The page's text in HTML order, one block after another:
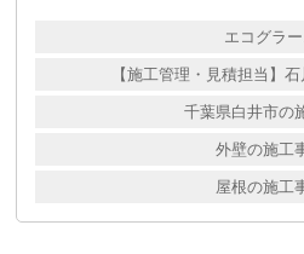
エコグラ
【施工管理・見積担当】
千葉県白井市の
外壁の施工
屋根の施工